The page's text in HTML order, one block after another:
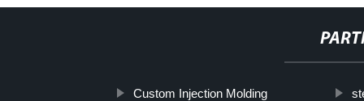
Custom Injection Molding